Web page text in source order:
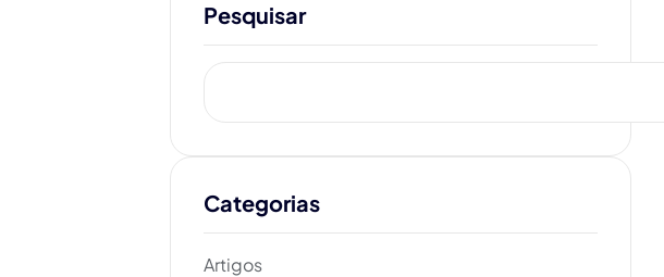
Pesquisar
Categorias
Artigos